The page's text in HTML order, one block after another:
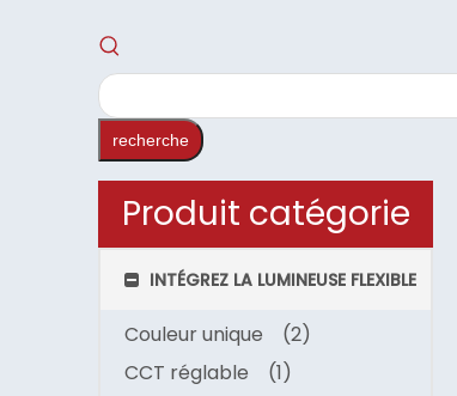
recherche
Produit catégorie
INTÉGREZ LA LUMINEUSE FLEXIBLE
Couleur unique
(2)
CCT réglable
(1)